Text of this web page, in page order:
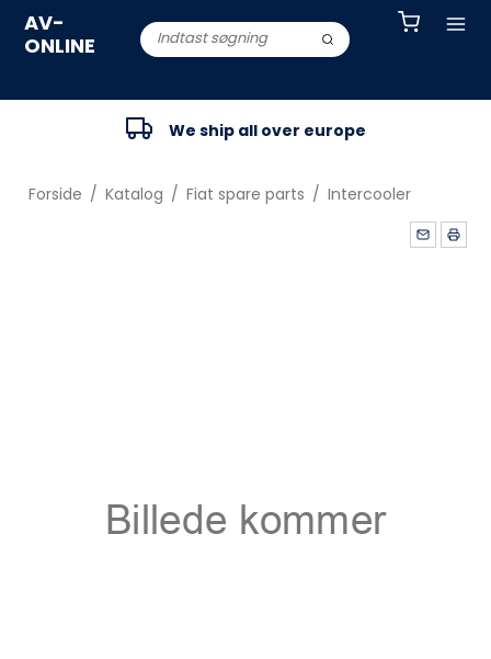
AV-
ONLINE
We ship all over europe
Forside / Katalog / Fiat spare parts / Intercooler